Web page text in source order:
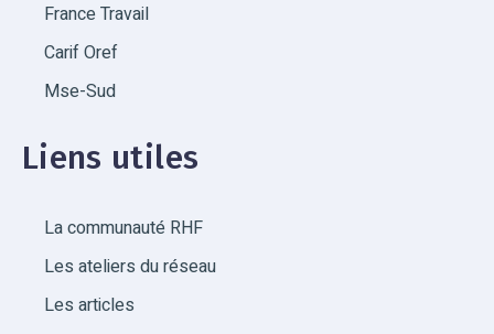
France Travail
Carif Oref
Mse-Sud
Liens utiles
La communauté RHF
Les ateliers du réseau
Les articles